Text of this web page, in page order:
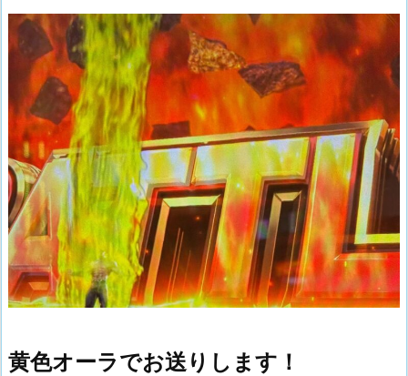
黄色オーラでお送りします！